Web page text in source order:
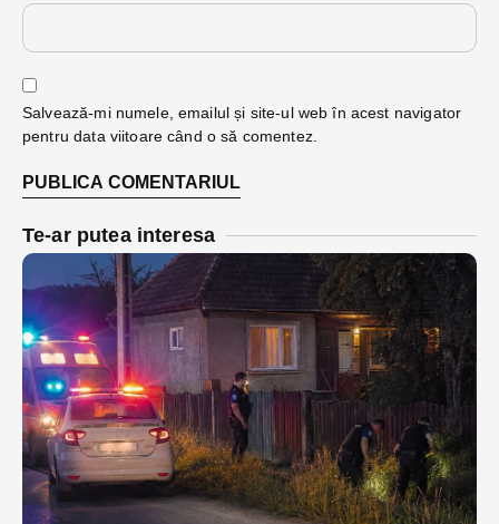
Salvează-mi numele, emailul și site-ul web în acest navigator
pentru data viitoare când o să comentez.
Te-ar putea interesa